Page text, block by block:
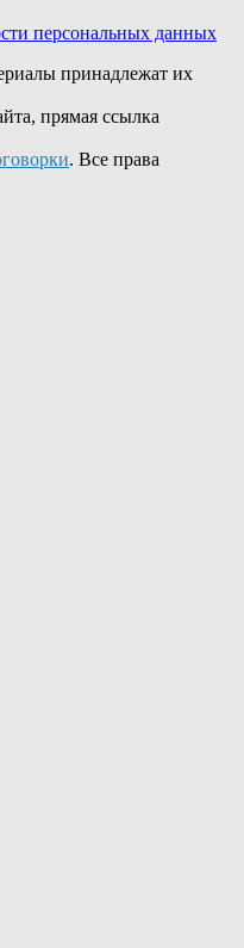
персональных данных
принадлежат их
прямая ссылка
. Все права